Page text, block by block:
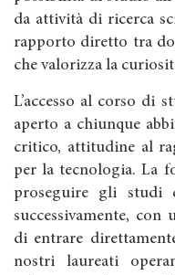
da attività di ricerca
rapporto diretto tra
che valorizza la
L’accesso al corso di
aperto a chiunque
critico, attitudine al
per la tecnologia. La
proseguire gli studi
successivamente,
di entrare
nostri laureati